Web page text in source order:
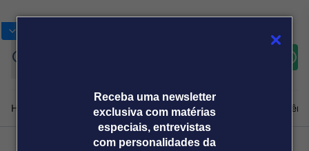
Receba uma newsletter
exclusiva com matérias
especiais, entrevistas
com personalidades da
Home Produtos e soluçõesNotíciasBlogWeekend